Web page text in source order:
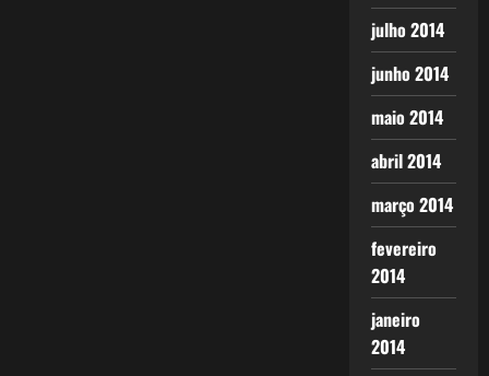
julho 2014
junho 2014
maio 2014
abril 2014
março 2014
fevereiro
2014
janeiro
2014